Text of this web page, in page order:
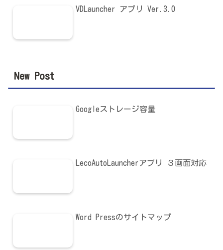
VDLauncher アプリ Ver.3.0
New Post
Googleストレージ容量
LecoAutoLauncherアプリ ３画面対応
Word Pressのサイトマップ